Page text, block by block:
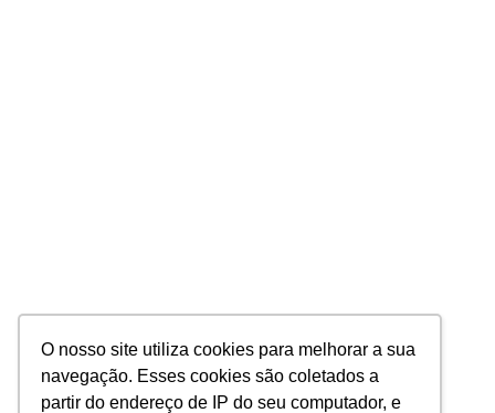
O nosso site utiliza cookies para melhorar a sua
navegação. Esses cookies são coletados a
partir do endereço de IP do seu computador, e